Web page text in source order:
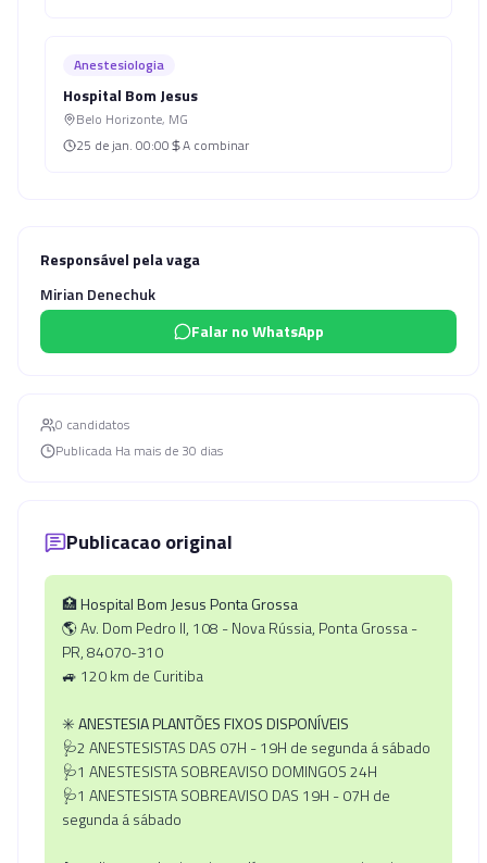
Anestesiologia
Hospital Bom Jesus
Belo Horizonte, MG
25 de jan. 00:00 A combinar
Responsável pela vaga
Mirian Denechuk
Falar no WhatsApp
0 candidatos
Publicada Ha mais de 30 dias
Publicacao original
🏥Hospital Bom Jesus Ponta Grossa
🌎 Av. Dom Pedro II, 108 - Nova Rússia, Ponta Grossa -
PR, 84070-310
🚙 120 km de Curitiba
✳️ANESTESIA PLANTÕES FIXOS DISPONÍVEIS
🩺2 ANESTESISTAS DAS 07H - 19H de segunda á sábado
🩺1 ANESTESISTA SOBREAVISO DOMINGOS 24H
🩺1 ANESTESISTA SOBREAVISO DAS 19H - 07H de
segunda á sábado